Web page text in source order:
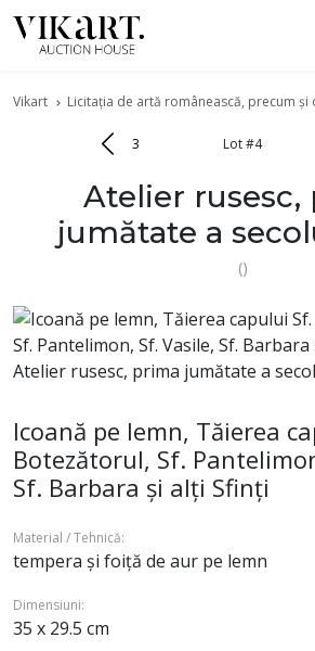
Vikart Licitația de artă românească, precum și
3 Lot #4
Atelier rusesc,
jumătate a
()
Icoană pe lemn, Tăierea
Botezătorul, Sf.
Sf. Barbara și alți Sfinți
Material / Tehnică:
tempera și foiță de aur pe lemn
Dimensiuni:
35 x 29.5 cm